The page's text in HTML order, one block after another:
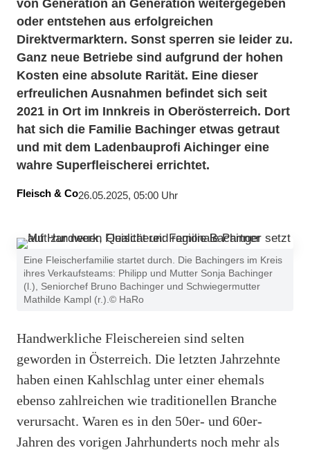
von Generation an Generation weitergegeben
oder entstehen aus erfolgreichen
Direktvermarktern. Sonst sperren sie leider zu.
Ganz neue Betriebe sind aufgrund der hohen
Kosten eine absolute Rarität. Eine dieser
erfreulichen Ausnahmen befindet sich seit
2021 in Ort im Innkreis in Oberösterreich. Dort
hat sich die Familie Bachinger etwas getraut
und mit dem Ladenbauprofi Aichinger eine
wahre Superfleischerei errichtet.
Fleisch & Co26.05.2025, 05:00 Uhr
Eine Fleischerfamilie startet durch. Die Bachingers im Kreis
ihres Verkaufsteams: Philipp und Mutter Sonja Bachinger
(l.), Seniorchef Bruno Bachinger und Schwiegermutter
Mathilde Kampl (r.).© HaRo
Handwerkliche Fleischereien sind selten
geworden in Österreich. Die letzten Jahrzehnte
haben einen Kahlschlag unter einer ehemals
ebenso zahlreichen wie traditionellen Branche
verursacht. Waren es in den 50er- und 60er-
Jahren des vorigen Jahrhunderts noch mehr als